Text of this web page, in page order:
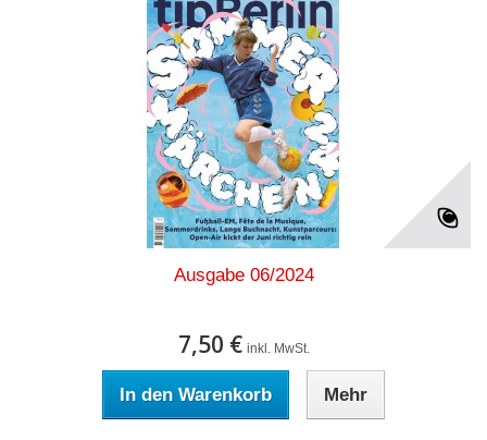
Ausgabe 06/2024
7,50 € inkl. MwSt.
In den Warenkorb Mehr